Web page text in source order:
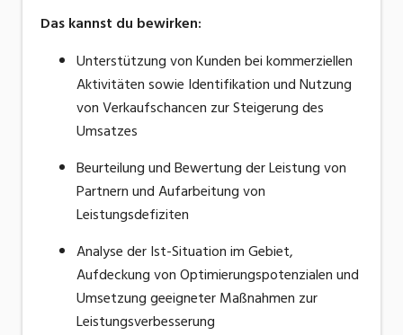
Das kannst du bewirken:
Unterstützung von Kunden bei kommerziellen
Aktivitäten sowie Identifikation undNutzung
von Verkaufschancen zur Steigerung des
Umsatzes
Beurteilung und Bewertung der Leistung von
Partnern und Aufarbeitung von
Leistungsdefiziten
Analyse der Ist-Situation im Gebiet,
Aufdeckung vonOptimierungspotenzialenund
Umsetzung geeigneter Maßnahmen zur
Leistungsverbesserung